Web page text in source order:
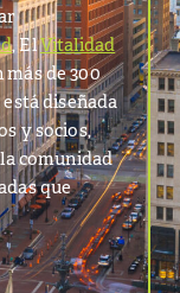
, ElVitalidad
más de 300
diseñada
y socios,
comunidad
que